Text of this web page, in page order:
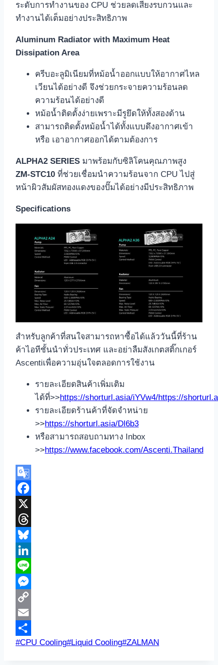
ระดับการทำงานของ CPU ช่วยลดเสียงรบกวนและ
ทำงานได้เต็มอย่างประสิทธิภาพ
Aluminum Radiator with Maximum Heat
Dissipation Area
ครีบอะลูมิเนียมที่หม้อน้ำออกแบบให้อากาศไหล
เวียนได้อย่างดี จึงช่วยกระจายความร้อนลด
ความร้อนได้อย่างดี
หม้อน้ำติดตั้งง่ายเพราะมีรูยึดให้ทั้งสองด้าน
สามารถติดตั้งหม้อน้ำได้ทั้งแบบดึงอากาศเข้า
หรือ เอาอากาศออกได้ตามต้องการ
ALPHA2 SERIES มาพร้อมกับซิลิโคนคุณภาพสูง
ZM-STC10 ที่ช่วยเชื่อมนำความร้อนจาก CPU ไปสู่
หน้าผิวสัมผัสทองแดงของปั๊มได้อย่างมีประสิทธิภาพ
Specifications
สำหรับลูกค้าที่สนใจสามารถหาซื้อได้แล้ววันนี้ที่ร้าน
ค้าไอทีชั้นนำทั่วประเทศ และอย่าลืมสังเกตสติ๊กเกอร์
Ascentiเพื่อความอุ่นใจตลอดการใช้งาน
รายละเอียดสินค้าเพิ่มเติม
ได้ที่>>https://shorturl.asia/iYVw4/https://
รายละเอียดร้านค้าที่จัดจำหน่าย
>>https://shorturl.asia/Dl6b3
หรือสามารถสอบถามทาง Inbox
>>https://www.facebook.com/Ascenti.Thailand
Google
Translate
Facebook
X
Threads
Bluesky
LinkedIn
Line
Messenger
Copy
Link
Email
Share
Post
#CPU Cooling#Liquid Cooling#ZALMAN